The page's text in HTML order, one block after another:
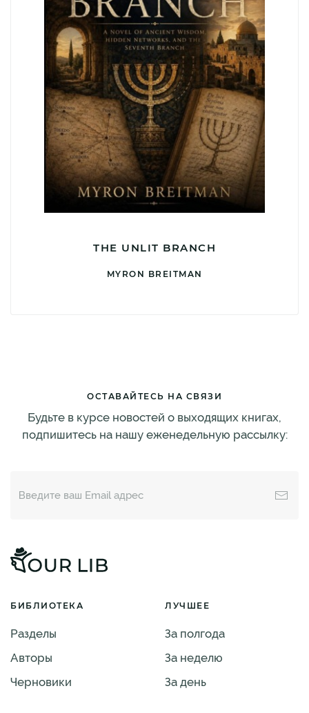
THE UNLIT BRANCH
MYRON BREITMAN
ОСТАВАЙТЕСЬ НА СВЯЗИ
Будьте в курсе новостей о выходящих книгах,
подпишитесь на нашу еженедельную рассылку:
БИБЛИОТЕКА
Разделы
Авторы
Черновики
ЛУЧШЕЕ
За полгода
За неделю
За день